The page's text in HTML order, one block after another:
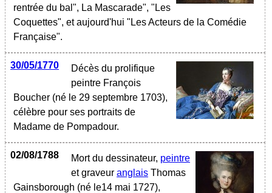
rentrée du bal", La Mascarade", "Les
Coquettes", et aujourd'hui "Les Acteurs de la Comédie
Française".
30/05/1770
Décès du prolifique
peintre François
Boucher (né le 29 septembre 1703),
célèbre pour ses portraits de
Madame de Pompadour.
02/08/1788 Mort du dessinateur, peintre
et graveur anglais Thomas
Gainsborough (né le14 mai 1727),